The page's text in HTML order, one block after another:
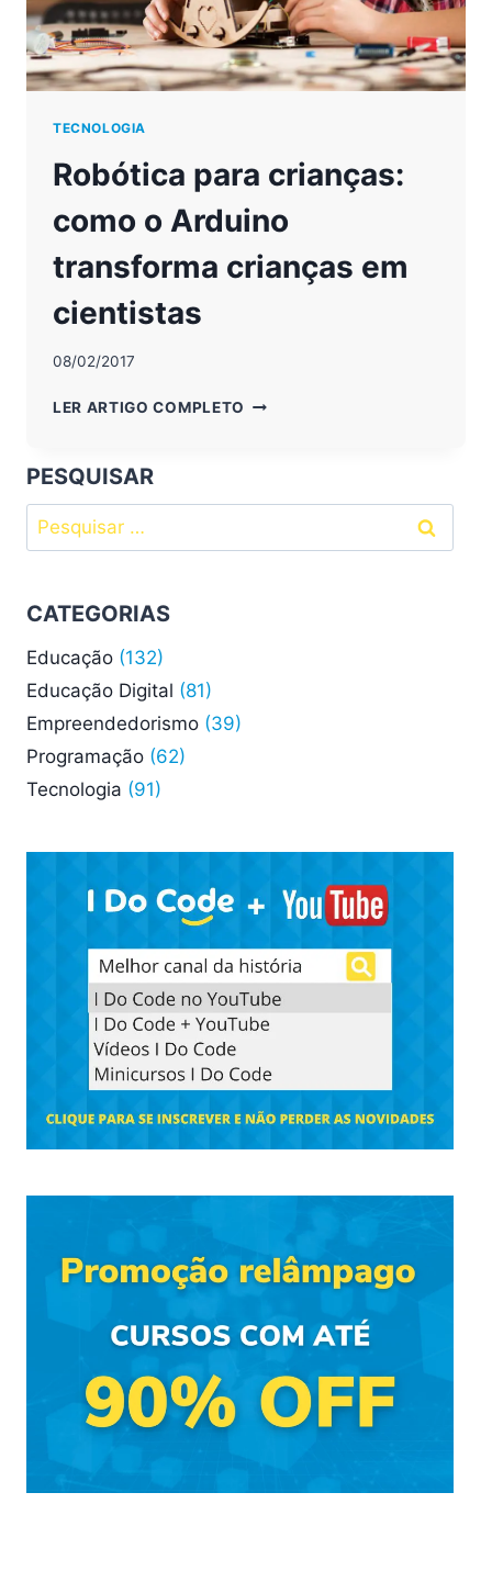
TECNOLOGIA
Robótica para crianças:
como o Arduino
transforma crianças em
cientistas
08/02/2017
LER ARTIGO COMPLETO ROBÓTICA
PESQUISAR
Pesquisar
por:
CATEGORIAS
Educação (132)
Educação Digital (81)
Empreendedorismo (39)
Programação (62)
Tecnologia (91)